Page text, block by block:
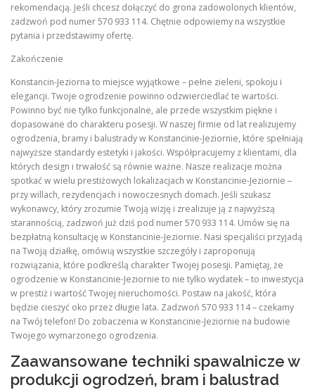
rekomendacją. Jeśli chcesz dołączyć do grona zadowolonych klientów,
zadzwoń pod numer 570 933 114. Chętnie odpowiemy na wszystkie
pytania i przedstawimy ofertę.
Zakończenie
Konstancin-Jeziorna to miejsce wyjątkowe – pełne zieleni, spokoju i
elegancji. Twoje ogrodzenie powinno odzwierciedlać te wartości.
Powinno być nie tylko funkcjonalne, ale przede wszystkim piękne i
dopasowane do charakteru posesji. W naszej firmie od lat realizujemy
ogrodzenia, bramy i balustrady w Konstancinie-Jeziornie, które spełniają
najwyższe standardy estetyki i jakości. Współpracujemy z klientami, dla
których design i trwałość są równie ważne. Nasze realizacje można
spotkać w wielu prestiżowych lokalizacjach w Konstancinie-Jeziornie –
przy willach, rezydencjach i nowoczesnych domach. Jeśli szukasz
wykonawcy, który zrozumie Twoją wizję i zrealizuje ją z najwyższą
starannością, zadzwoń już dziś pod numer 570 933 114. Umów się na
bezpłatną konsultację w Konstancinie-Jeziornie. Nasi specjaliści przyjadą
na Twoją działkę, omówią wszystkie szczegóły i zaproponują
rozwiązania, które podkreślą charakter Twojej posesji. Pamiętaj, że
ogrodzenie w Konstancinie-Jeziornie to nie tylko wydatek – to inwestycja
w prestiż i wartość Twojej nieruchomości. Postaw na jakość, która
będzie cieszyć oko przez długie lata. Zadzwoń 570 933 114 – czekamy
na Twój telefon! Do zobaczenia w Konstancinie-Jeziornie na budowie
Twojego wymarzonego ogrodzenia.
Zaawansowane techniki spawalnicze w
produkcji ogrodzeń, bram i balustrad